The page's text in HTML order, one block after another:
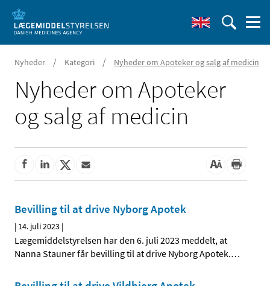
Nyheder / Kategori / Nyheder om Apoteker og salg af medicin
Nyheder om Apoteker
og salg af medicin
Bevilling til at drive Nyborg Apotek
| 14. juli 2023 |
Lægemiddelstyrelsen har den 6. juli 2023 meddelt, at
Nanna Stauner får bevilling til at drive Nyborg Apotek.…